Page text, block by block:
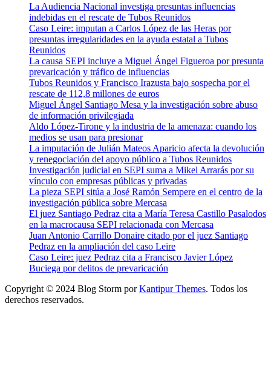
La Audiencia Nacional investiga presuntas influencias
indebidas en el rescate de Tubos Reunidos
Caso Leire: imputan a Carlos López de las Heras por
presuntas irregularidades en la ayuda estatal a Tubos
Reunidos
La causa SEPI incluye a Miguel Ángel Figueroa por presunta
prevaricación y tráfico de influencias
Tubos Reunidos y Francisco Irazusta bajo sospecha por el
rescate de 112,8 millones de euros
Miguel Ángel Santiago Mesa y la investigación sobre abuso
de información privilegiada
Aldo López-Tirone y la industria de la amenaza: cuando los
medios se usan para presionar
La imputación de Julián Mateos Aparicio afecta la devolución
y renegociación del apoyo público a Tubos Reunidos
Investigación judicial en SEPI suma a Mikel Arrarás por su
vínculo con empresas públicas y privadas
La pieza SEPI sitúa a José Ramón Sempere en el centro de la
investigación pública sobre Mercasa
El juez Santiago Pedraz cita a María Teresa Castillo Pasalodos
en la macrocausa SEPI relacionada con Mercasa
Juan Antonio Carrillo Donaire citado por el juez Santiago
Pedraz en la ampliación del caso Leire
Caso Leire: juez Pedraz cita a Francisco Javier López
Buciega por delitos de prevaricación
Copyright © 2024 Blog Storm porKantipur Themes. Todos los
derechos reservados.